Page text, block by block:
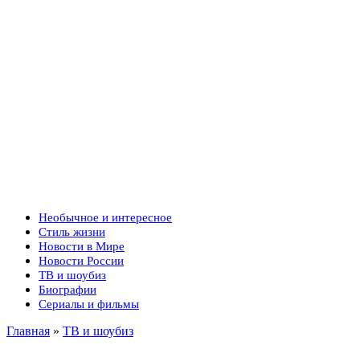
Необычное и интересное
Стиль жизни
Новости в Мире
Новости России
ТВ и шоубиз
Биографии
Сериалы и фильмы
Главная » ТВ и шоубиз